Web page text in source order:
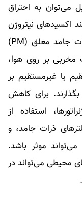
می‌توان به احتراق
اکسیدهای نیتروژن
و دی‌اکسید کربن، و همچنین انتشار ذرات جامد معلق (PM)
مخربی بر روی هوا،
یا غیرمستقیم بر
برای کاهش
استفاده از
ذرات جامد، و
موثر باشد.
محیطی می‌تواند در